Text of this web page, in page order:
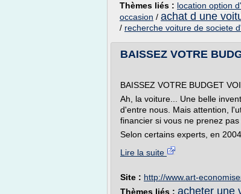
Thèmes liés : location option
occasion / achat d une
/ recherche voiture de societe
BAISSEZ VOTRE
BAISSEZ VOTRE BUDGET
Ah, la voiture... Une belle
d'entre nous. Mais attention,
financier si vous ne prenez
Selon certains experts, en
Lire la suite
Site : http://www.art-
Thèmes liés : acheter une